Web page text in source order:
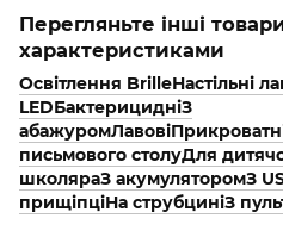
Перегляньте інші
характеристиками
Освітлення BrilleНастільні
LEDБактерицидніЗ
абажуромЛавові
письмового столуДля
школяраЗ акумуляторомЗ
прищіпціНа струбциніЗ